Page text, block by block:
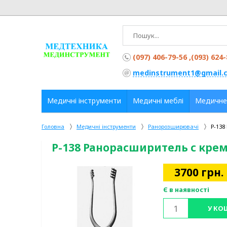
Головна Медичні інструменти Ранорозширювачі Р-
Р-138 Ранорасширитель с
3700 грн.
Є в наявності
У
(097) 406-79-56 ,(093)
Медичні інструменти Медичні меблі